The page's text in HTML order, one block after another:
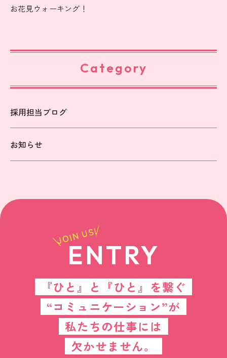
お花見ウォーキング！
Category
採用担当ブログ
お知らせ
JOIN US!
ENTRY
『ひと』と『ひと』を繋ぐ
“コミュニケーション”が
私たちの仕事には
欠かせません。